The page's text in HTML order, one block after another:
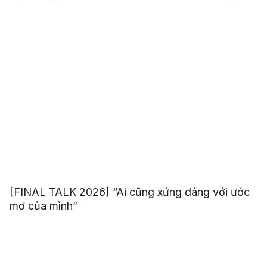
[FINAL TALK 2026] “Ai cũng xứng đáng với ước
mơ của mình”